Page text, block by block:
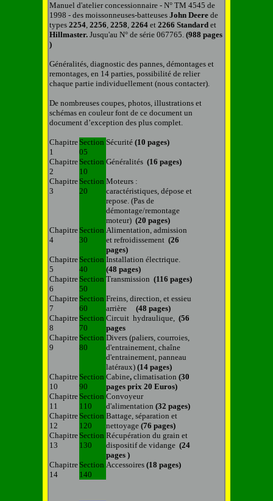
Manuel d'atelier concessionnaire - N° TM 4545 de
1998 - des moissonneuses-batteuses John Deere de
types 2254, 2256, 2258, 2264 et 2266 Standard et
Hillmaster. Jusqu'au N° de série 067765. (988 pages
)
Généralités, diagnostic des pannes, démontages et
remontages, en 14 parties, possibilité de relier
chaque partie individuellement (nous contacter).
De nombreuses coupes, photos, illustrations et
schémas en couleur font de ce document un
document d’exception des plus complet.
Chapitre
1
Section
05
Sécurité (10 pages)
Chapitre
2
Section
10
Généralités (16 pages)
Chapitre
3
Section
20
Moteurs :
caractéristiques, dépose et
repose. (Pas de
démontage/remontage
moteur) (20 pages)
Chapitre
4
Section
30
Alimentation, admission
et refroidissement (26
pages)
Chapitre
5
Section
40
Installation électrique.
(48 pages)
Chapitre
6
Section
50
Transmission (116 pages)
Chapitre
7
Section
60
Freins, direction, et essieu
arrière
(48 pages)
Chapitre
8
Section
70
Circuit hydraulique, (56
pages
Chapitre
9
Section
80
Divers (paliers, courroies,
d'entrainement, chaîne
d'entrainement, panneau
latéraux) (14 pages)
Chapitre
10
Section
90
Cabine, climatisation (30
pages prix 20 Euros)
Chapitre
11
Section
110
Convoyeur
d'alimentation (32 pages)
Chapitre
12
Section
120
Battage, séparation et
nettoyage (76 pages)
Chapitre
13
Section
130
Récupération du grain et
dispositif de vidange (24
pages )
Chapitre
14
Section
140
Accessoires (18 pages)